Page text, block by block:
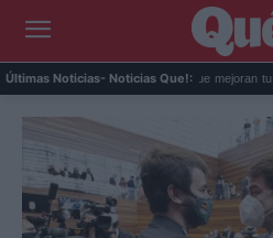
Últimas Noticias- Noticias Que!:
trucos paella valenciana que mejoran tu arroz: ...